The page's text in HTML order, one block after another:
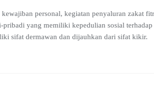
personal, kegiatan penyaluran zakat
yang memiliki kepedulian sosial
sifat dermawan dan dijauhkan dari sifat kikir.